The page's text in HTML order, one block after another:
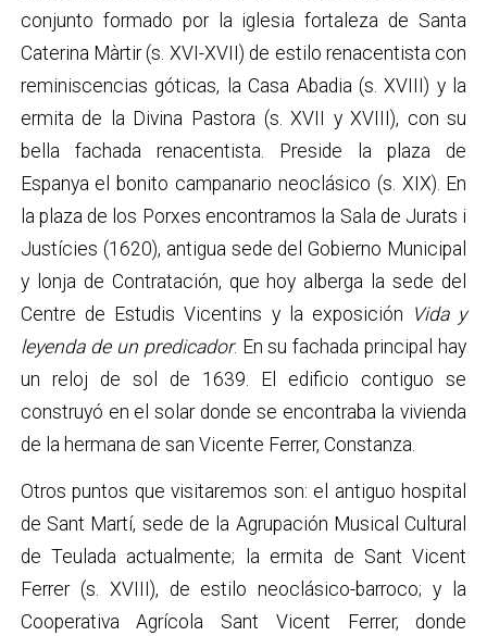
conjunto formado por la iglesia fortaleza de Santa
Caterina Màrtir (s. XVI-XVII) de estilo renacentista con
reminiscencias góticas, la Casa Abadia (s. XVIII) y la
ermita de la Divina Pastora (s. XVII y XVIII), con su
bella fachada renacentista. Preside la plaza de
Espanya el bonito campanario neoclásico (s. XIX). En
la plaza de los Porxes encontramos la Sala de Jurats i
Justícies (1620), antigua sede del Gobierno Municipal
y lonja de Contratación, que hoy alberga la sede del
Centre de Estudis Vicentins y la exposición Vida y
leyenda de un predicador. En su fachada principal hay
un reloj de sol de 1639. El edificio contiguo se
construyó en el solar donde se encontraba la vivienda
de la hermana de san Vicente Ferrer, Constanza.
Otros puntos que visitaremos son: el antiguo hospital
de Sant Martí, sede de la Agrupación Musical Cultural
de Teulada actualmente; la ermita de Sant Vicent
Ferrer (s. XVIII), de estilo neoclásico-barroco; y la
Cooperativa Agrícola Sant Vicent Ferrer, donde